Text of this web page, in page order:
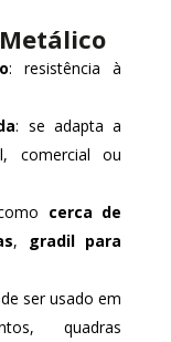
: resistência à
: se adapta a
comercial ou
cerca de
, gradil para
ser usado em
quadras